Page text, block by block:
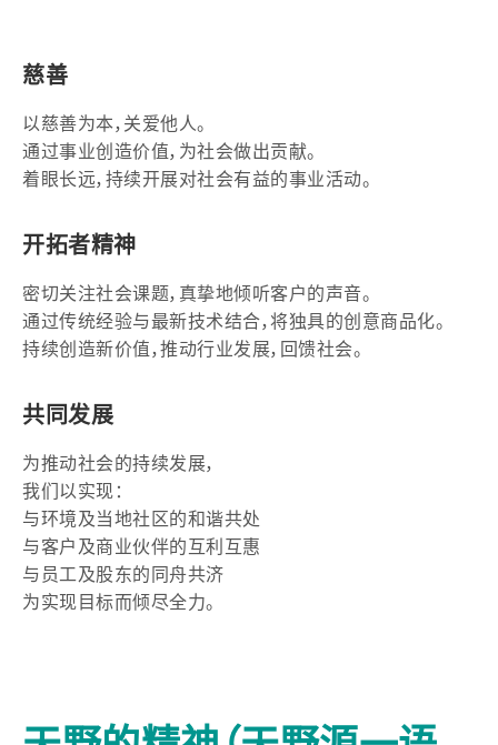
慈善
以慈善为本，关爱他人。
通过事业创造价值，为社会做出贡献。
着眼长远，持续开展对社会有益的事业活动。
开拓者精神
密切关注社会课题，真挚地倾听客户的声音。
通过传统经验与最新技术结合，将独具的创意商品化。
持续创造新价值，推动行业发展，回馈社会。
共同发展
为推动社会的持续发展，
我们以实现：
与环境及当地社区的和谐共处
与客户及商业伙伴的互利互惠
与员工及股东的同舟共济
为实现目标而倾尽全力。